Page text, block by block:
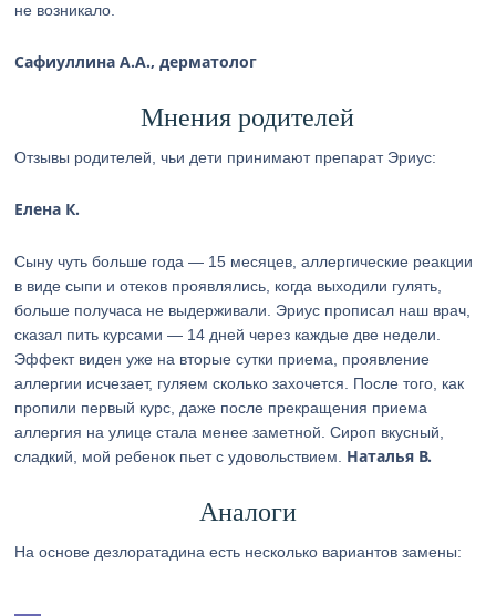
не возникало.
Сафиуллина А.А., дерматолог
Мнения родителей
Отзывы родителей, чьи дети принимают препарат Эриус:
Елена К.
Сыну чуть больше года — 15 месяцев, аллергические реакции
в виде сыпи и отеков проявлялись, когда выходили гулять,
больше получаса не выдерживали. Эриус прописал наш врач,
сказал пить курсами — 14 дней через каждые две недели.
Эффект виден уже на вторые сутки приема, проявление
аллергии исчезает, гуляем сколько захочется. После того, как
пропили первый курс, даже после прекращения приема
аллергия на улице стала менее заметной. Сироп вкусный,
сладкий, мой ребенок пьет с удовольствием. Наталья В.
Аналоги
На основе дезлоратадина есть несколько вариантов замены: